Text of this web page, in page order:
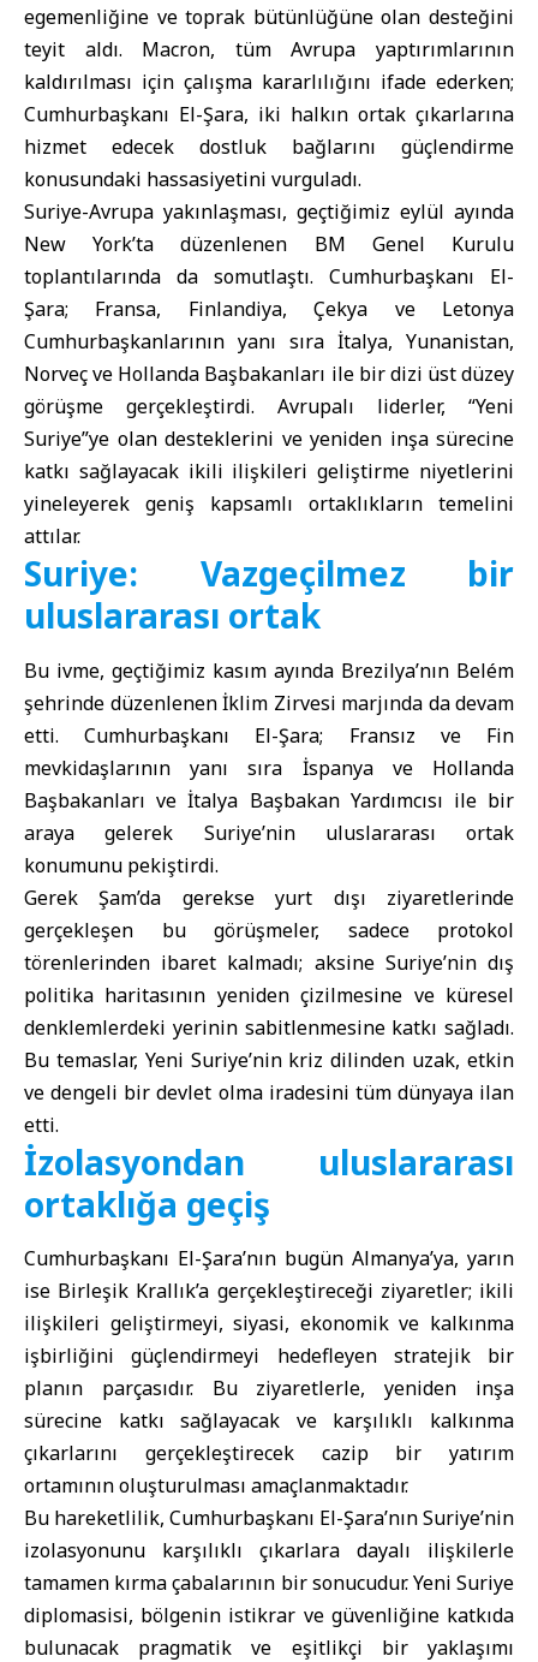
egemenliğine ve toprak bütünlüğüne olan desteğini
teyit aldı. Macron, tüm Avrupa yaptırımlarının
kaldırılması için çalışma kararlılığını ifade ederken;
Cumhurbaşkanı El-Şara, iki halkın ortak çıkarlarına
hizmet edecek dostluk bağlarını güçlendirme
konusundaki hassasiyetini vurguladı.
Suriye-Avrupa yakınlaşması, geçtiğimiz eylül ayında
New York’ta düzenlenen BM Genel Kurulu
toplantılarında da somutlaştı. Cumhurbaşkanı El-
Şara; Fransa, Finlandiya, Çekya ve Letonya
Cumhurbaşkanlarının yanı sıra İtalya, Yunanistan,
Norveç ve Hollanda Başbakanları ile bir dizi üst düzey
görüşme gerçekleştirdi. Avrupalı liderler, “Yeni
Suriye”ye olan desteklerini ve yeniden inşa sürecine
katkı sağlayacak ikili ilişkileri geliştirme niyetlerini
yineleyerek geniş kapsamlı ortaklıkların temelini
attılar.
Suriye: Vazgeçilmez bir
uluslararası ortak
Bu ivme, geçtiğimiz kasım ayında Brezilya’nın Belém
şehrinde düzenlenen İklim Zirvesi marjında da devam
etti. Cumhurbaşkanı El-Şara; Fransız ve Fin
mevkidaşlarının yanı sıra İspanya ve Hollanda
Başbakanları ve İtalya Başbakan Yardımcısı ile bir
araya gelerek Suriye’nin uluslararası ortak
konumunu pekiştirdi.
Gerek Şam’da gerekse yurt dışı ziyaretlerinde
gerçekleşen bu görüşmeler, sadece protokol
törenlerinden ibaret kalmadı; aksine Suriye’nin dış
politika haritasının yeniden çizilmesine ve küresel
denklemlerdeki yerinin sabitlenmesine katkı sağladı.
Bu temaslar, Yeni Suriye’nin kriz dilinden uzak, etkin
ve dengeli bir devlet olma iradesini tüm dünyaya ilan
etti.
İzolasyondan uluslararası
ortaklığa geçiş
Cumhurbaşkanı El-Şara’nın bugün Almanya’ya, yarın
ise Birleşik Krallık’a gerçekleştireceği ziyaretler; ikili
ilişkileri geliştirmeyi, siyasi, ekonomik ve kalkınma
işbirliğini güçlendirmeyi hedefleyen stratejik bir
planın parçasıdır. Bu ziyaretlerle, yeniden inşa
sürecine katkı sağlayacak ve karşılıklı kalkınma
çıkarlarını gerçekleştirecek cazip bir yatırım
ortamının oluşturulması amaçlanmaktadır.
Bu hareketlilik, Cumhurbaşkanı El-Şara’nın Suriye’nin
izolasyonunu karşılıklı çıkarlara dayalı ilişkilerle
tamamen kırma çabalarının bir sonucudur. Yeni Suriye
diplomasisi, bölgenin istikrar ve güvenliğine katkıda
bulunacak pragmatik ve eşitlikçi bir yaklaşımı